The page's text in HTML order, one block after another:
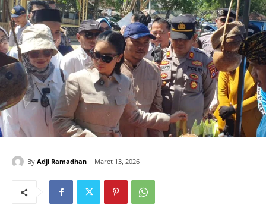
By Adji Ramadhan Maret 13, 2026